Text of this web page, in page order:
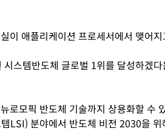
이 애플리케이션 프로세서에서 맺어
스템반도체 글로벌 1위를 달성하겠다
로모픽 반도체 기술까지 상용화할 수
LSI) 분야에서 반도체 비전 2030을